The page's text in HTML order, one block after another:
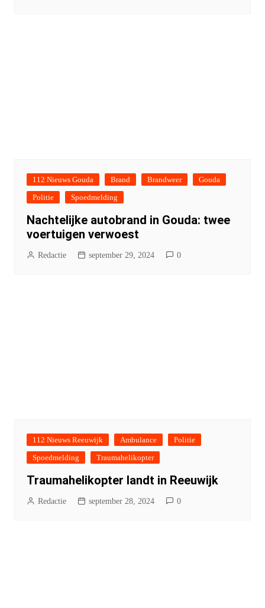
112 Nieuws Gouda Brand Brandweer
Gouda
Politie
Spoedmelding
Nachtelijke autobrand in Gouda: twee
voertuigen verwoest
Redactie september 29, 2024 0
112 Nieuws Reeuwijk Ambulance
Politie
Spoedmelding
Traumahelikopter
Traumahelikopter landt in Reeuwijk
Redactie september 28, 2024 0